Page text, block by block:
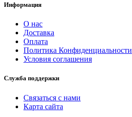
Информация
О нас
Доставка
Оплата
Политика Конфиденциальности
Условия соглашения
Служба поддержки
Связаться с нами
Карта сайта